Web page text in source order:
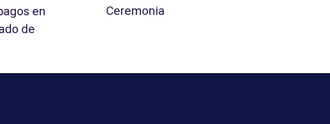
stripchat como modelo y
estudio